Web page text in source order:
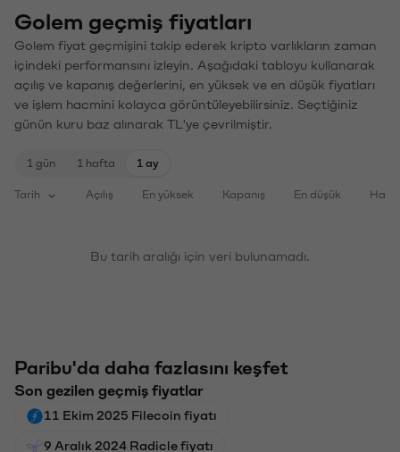
Golem geçmiş fiyatları
Golem fiyat geçmişini takip ederek kripto varlıkların zaman
içindeki performansını izleyin. Aşağıdaki tabloyu kullanarak
açılış ve kapanış değerlerini, en yüksek ve en düşük fiyatları
ve işlem hacmini kolayca görüntüleyebilirsiniz. Seçtiğiniz
günün kuru baz alınarak TL'ye çevrilmiştir.
1 gün 1 hafta 1 ay
Tarih Açılış En yüksek Kapanış En düşük
Bu tarih aralığı için veri bulunamadı.
Paribu'da daha fazlasını keşfet
Son gezilen geçmiş fiyatlar
11 Ekim 2025 Filecoin fiyatı
9 Aralık 2024 Radicle fiyatı